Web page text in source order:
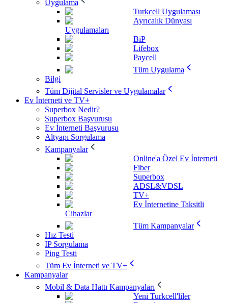
Uygulama
Turkcell Uygulaması
Ayrıcalık Dünyası
Uygulamaları
BiP
Lifebox
Paycell
Tüm Uygulama
Bilgi
Tüm Dijital Servisler ve Uygulamalar
Ev İnterneti ve TV+
Superbox Nedir?
Superbox Başvurusu
Ev İnterneti Başvurusu
Altyapı Sorgulama
Kampanyalar
Online'a Özel Ev İnterneti
Fiber
Superbox
ADSL&VDSL
TV+
Ev İnternetine Taksitli
Cihazlar
Tüm Kampanyalar
Hız Testi
IP Sorgulama
Ping Testi
Tüm Ev İnterneti ve TV+
Kampanyalar
Mobil & Data Hattı Kampanyaları
Yeni Turkcell'liler